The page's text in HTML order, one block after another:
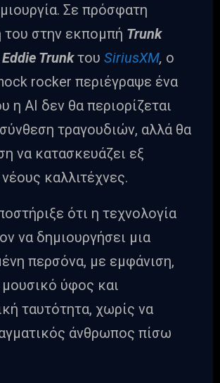
Σε πρόσφατη
του στην εκπομπή Trunk
Trunkτου SiriusXM, ο
rocker περιέγραψε ένα
η AI δεν θα περιορίζεται
τραγουδιών, αλλά θα
να κατασκευάζει εξ
καλλιτέχνες.
ότι η τεχνολογία
να δημιουργήσει μια
περσόνα, με εμφάνιση,
ύφος και
ταυτότητα, χωρίς να
άνθρωπος πίσω